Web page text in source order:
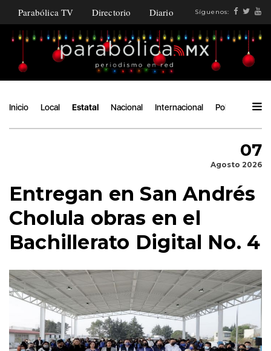
Parabólica TV Directorio Diario Síguenos:
Inicio Local Estatal Nacional Internacional Política
07
Agosto 2026
Entregan en San Andrés
Cholula obras en el
Bachillerato Digital No. 4